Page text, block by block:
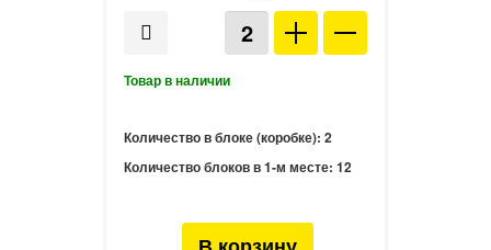
Количество в блоке (коробке): 2
Количество блоков в 1-м месте: 12